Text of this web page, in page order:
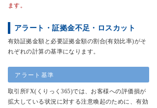
ます。
アラート・証拠金不足・ロスカット
有効証拠金額と必要証拠金額の割合(有効比率)がそ
れぞれの計算の基準になります。
アラート基準
取引所FX(くりっく365)では、お客様への評価損が
拡大している状況に対する注意喚起のために、有効